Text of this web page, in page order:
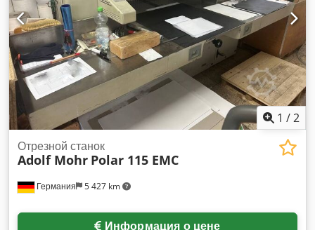
1 /2
Германия 5 427 km
Отрезной станок
Adolf Mohr Polar 115 EMC
Информация о цене